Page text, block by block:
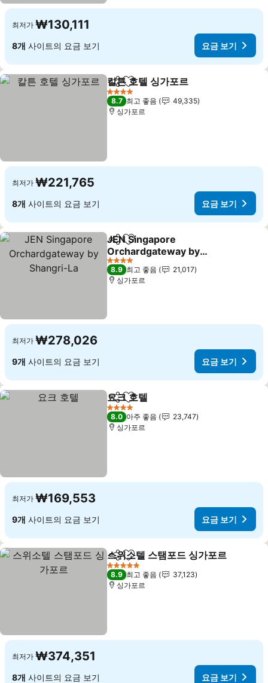
최저가 ₩130,111
8개 사이트의 요금 보기 요금 보기
공유 즐겨찾기에 추가
칼튼 호텔 싱가포르
4 성급
8.7 최고 좋음
49,335
싱가포르
최저가 ₩221,765
8개 사이트의 요금 보기 요금 보기
공유 즐겨찾기에 추가
JEN Singapore
Orchardgateway by
Shangri-La
요금 보기
4 성급
8.9 최고 좋음
21,017
싱가포르
최저가 ₩278,026
9개 사이트의 요금 보기 요금 보기
공유 즐겨찾기에 추가
요크 호텔
4 성급
8.0 아주 좋음
23,747
싱가포르
최저가 ₩169,553
9개 사이트의 요금 보기 요금 보기
공유 즐겨찾기에 추가
스위소텔 스탬포드 싱가포르
5 성급
8.9 최고 좋음
37,123
싱가포르
최저가 ₩374,351
8개 사이트의 요금 보기 요금 보기